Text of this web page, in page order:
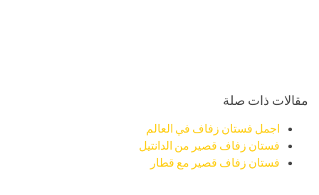
مقالات ذات صلة
اجمل فستان زفاف في العالم
فستان زفاف قصير من الدانتيل
فستان زفاف قصير مع قطار